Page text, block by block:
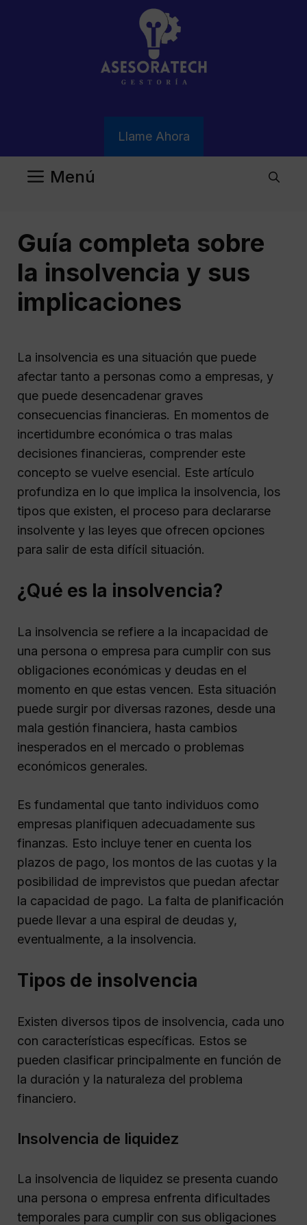
Llame Ahora
Menú
Guía completa sobre
la insolvencia y sus
implicaciones
La insolvencia es una situación que puede
afectar tanto a personas como a empresas, y
que puede desencadenar graves
consecuencias financieras. En momentos de
incertidumbre económica o tras malas
decisiones financieras, comprender este
concepto se vuelve esencial. Este artículo
profundiza en lo que implica la insolvencia, los
tipos que existen, el proceso para declararse
insolvente y las leyes que ofrecen opciones
para salir de esta difícil situación.
¿Qué es la insolvencia?
La insolvencia se refiere a la incapacidad de
una persona o empresa para cumplir con sus
obligaciones económicas y deudas en el
momento en que estas vencen. Esta situación
puede surgir por diversas razones, desde una
mala gestión financiera, hasta cambios
inesperados en el mercado o problemas
económicos generales.
Es fundamental que tanto individuos como
empresas planifiquen adecuadamente sus
finanzas. Esto incluye tener en cuenta los
plazos de pago, los montos de las cuotas y la
posibilidad de imprevistos que puedan afectar
la capacidad de pago. La falta de planificación
puede llevar a una espiral de deudas y,
eventualmente, a la insolvencia.
Tipos de insolvencia
Existen diversos tipos de insolvencia, cada uno
con características específicas. Estos se
pueden clasificar principalmente en función de
la duración y la naturaleza del problema
financiero.
Insolvencia de liquidez
La insolvencia de liquidez se presenta cuando
una persona o empresa enfrenta dificultades
temporales para cumplir con sus obligaciones